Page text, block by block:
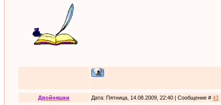
Двойняшки Дата: Пятница, 14.08.2009, 22:40 | Сообщение # 43